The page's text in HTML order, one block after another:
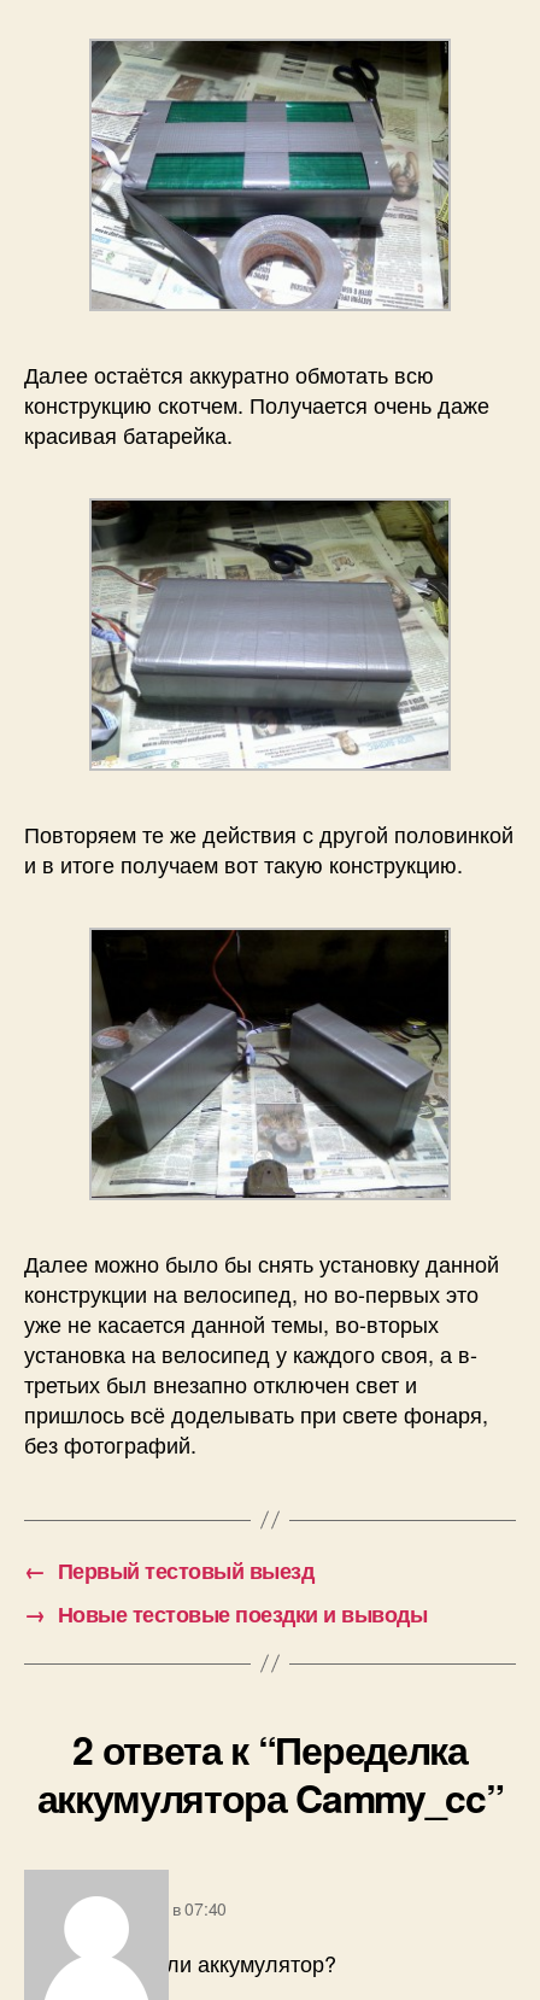
Далее остаётся аккуратно обмотать всю
конструкцию скотчем. Получается очень даже
красивая батарейка.
Повторяем те же действия с другой половинкой
и в итоге получаем вот такую конструкцию.
Далее можно было бы снять установку данной
конструкции на велосипед, но во-первых это
уже не касается данной темы, во-вторых
установка на велосипед у каждого своя, а в-
третьих был внезапно отключен свет и
пришлось всё доделывать при свете фонаря,
без фотографий.
← Первый тестовый выезд
→ Новые тестовые поездки и выводы
2 ответа к “Переделка
аккумулятора Cammy_cc”
Peonerпишет:
2010/06/28 в 07:40
Где и как купили аккумулятор?